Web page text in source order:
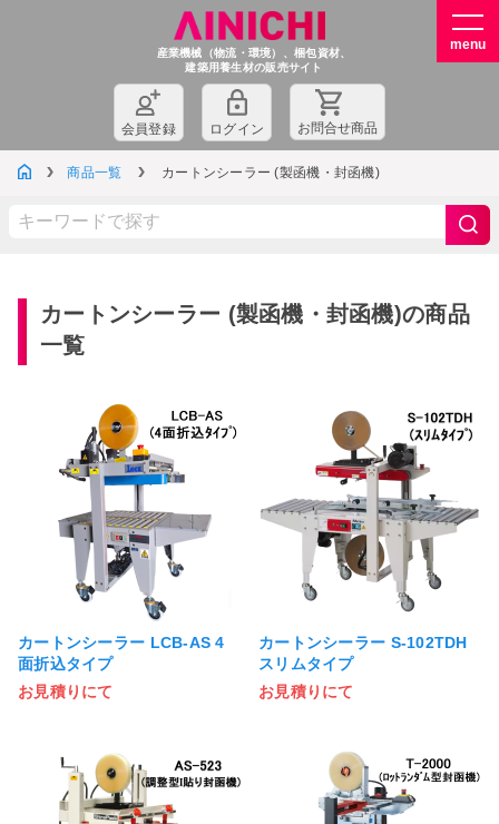
産業機械（物流・環境）、梱包資材、
建築用養生材の販売サイト
会員登録 ログイン お問合せ商品
商品一覧 カートンシーラー (製函機・封函機)
カートンシーラー (製函機・封函機)の商品
一覧
カートンシーラー LCB-AS 4
面折込タイプ
お見積りにて
カートンシーラー S-102TDH
スリムタイプ
お見積りにて